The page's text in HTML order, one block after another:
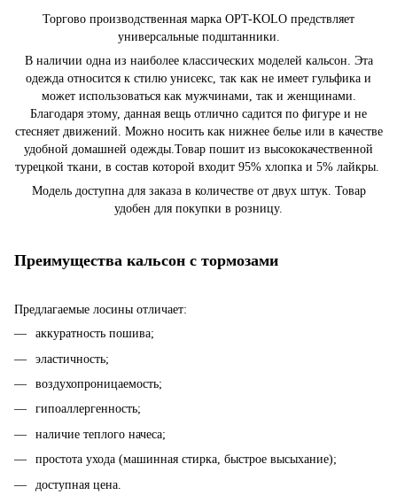
Торгово производственная марка OPT-KOLO предствляет
универсальные подштанники.
В наличии одна из наиболее классических моделей кальсон. Эта
одежда относится к стилю унисекс, так как не имеет гульфика и
может использоваться как мужчинами, так и женщинами.
Благодаря этому, данная вещь отлично садится по фигуре и не
стесняет движений. Можно носить как нижнее белье или в качестве
удобной домашней одежды.Товар пошит из высококачественной
турецкой ткани, в состав которой входит 95% хлопка и 5% лайкры.
Модель доступна для заказа в количестве от двух штук. Товар
удобен для покупки в розницу.
Преимущества кальсон с тормозами
Предлагаемые лосины отличает:
аккуратность пошива;
эластичность;
воздухопроницаемость;
гипоаллергенность;
наличие теплого начеса;
простота ухода (машинная стирка, быстрое высыхание);
доступная цена.